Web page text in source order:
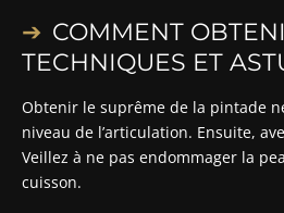
COMMENT
TECHNIQUES ET
Obtenir le suprême de la pintade
niveau de l’articulation. Ensuite,
Veillez à ne pas endommager la
cuisson.